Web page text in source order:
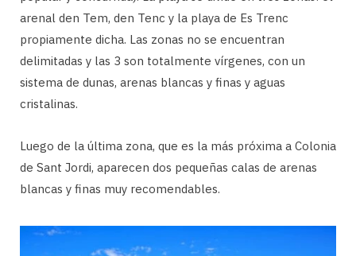
arenal den Tem, den Tenc y la playa de Es Trenc
propiamente dicha. Las zonas no se encuentran
delimitadas y las 3 son totalmente vírgenes, con un
sistema de dunas, arenas blancas y finas y aguas
cristalinas.
Luego de la última zona, que es la más próxima a Colonia
de Sant Jordi, aparecen dos pequeñas calas de arenas
blancas y finas muy recomendables.